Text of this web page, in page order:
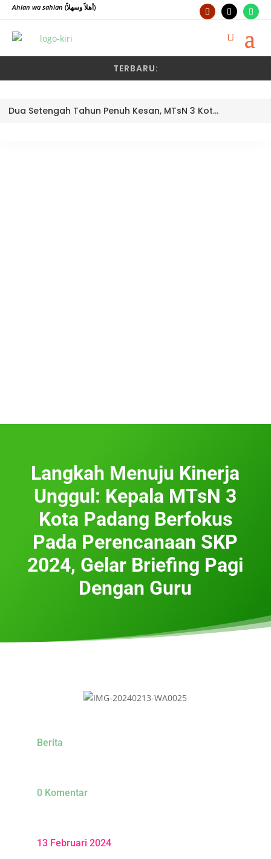
Ahlan wa sahlan (أهلاً وسهلاً)
TERBARU:
Dua Setengah Tahun Penuh Kesan, MTsN 3 Kota Padang Lepas Pengawas Pembina Dra. Nayusminar Nasrun
Langkah Menuju Kinerja
Unggul: Kepala MTsN 3
Kota Padang Berfokus
Pada Perencanaan SKP
2024, Gelar Briefing Pagi
Dengan Guru
Berita
0 Komentar
13 Februari 2024